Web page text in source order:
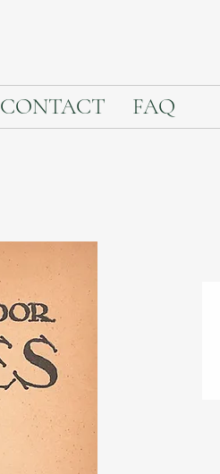
CONTACT FAQ